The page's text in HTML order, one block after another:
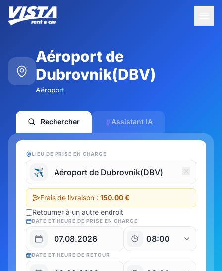
Aéroport de
Dubrovnik(DBV)
Aéroport
Rechercher Assistant IA
LIEU DE PRISE EN CHARGE
✈️
Frais de livraison : 150.00 €
Retourner à un autre endroit
DATE ET HEURE DE PRISE EN CHARGE
DATE ET HEURE DE RETOUR